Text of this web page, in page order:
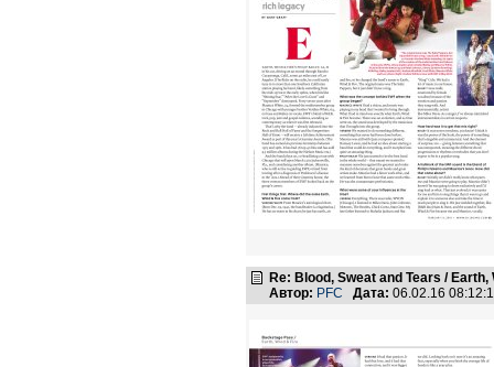
Re: Blood, Sweat and Tears / Earth,
Автор: PFC Дата: 06.02.16